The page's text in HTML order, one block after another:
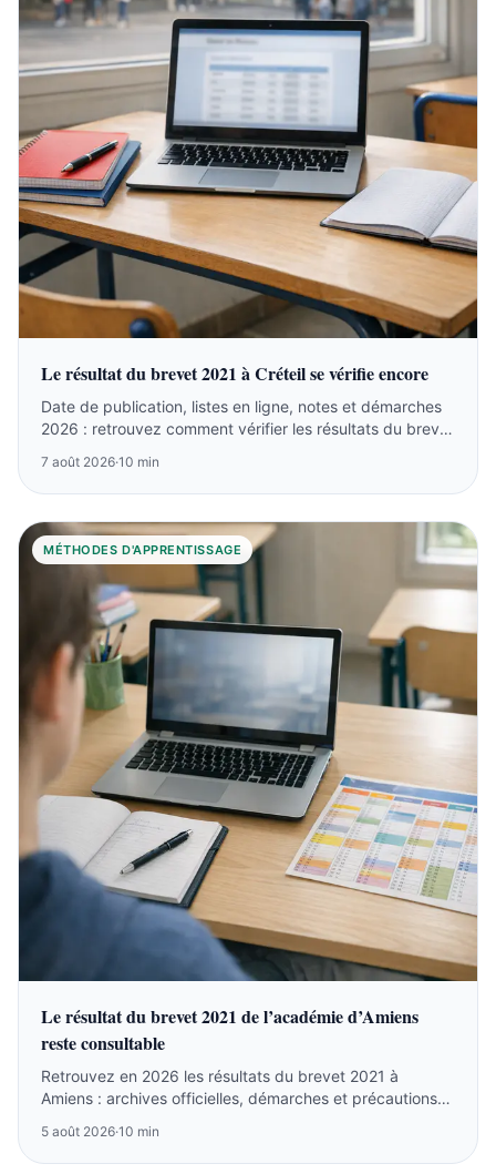
Le résultat du brevet 2021 à Créteil se vérifie encore
Date de publication, listes en ligne, notes et démarches
2026 : retrouvez comment vérifier les résultats du brevet
7 août 2026·10 min
MÉTHODES D'APPRENTISSAGE
Le résultat du brevet 2021 de l’académie d’Amiens
reste consultable
Retrouvez en 2026 les résultats du brevet 2021 à
Amiens : archives officielles, démarches et précautions
5 août 2026·10 min